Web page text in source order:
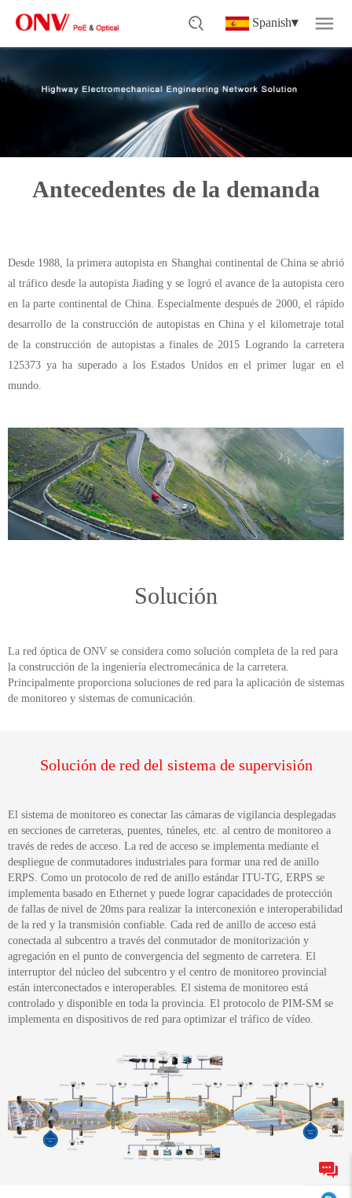
Spanish▾
Antecedentes de la demanda
Desde 1988, la primera autopista en Shanghai continental de China se abrió
al tráfico desde la autopista Jiading y se logró el avance de la autopista cero
en la parte continental de China. Especialmente después de 2000, el rápido
desarrollo de la construcción de autopistas en China y el kilometraje total
de la construcción de autopistas a finales de 2015 Logrando la carretera
125373 ya ha superado a los Estados Unidos en el primer lugar en el
mundo.
Solución
La red óptica de ONV se considera como solución completa de la red para
la construcción de la ingeniería electromecánica de la carretera.
Principalmente proporciona soluciones de red para la aplicación de sistemas
de monitoreo y sistemas de comunicación.
Solución de red del sistema de supervisión
El sistema de monitoreo es conectar las cámaras de vigilancia desplegadas
en secciones de carreteras, puentes, túneles, etc. al centro de monitoreo a
través de redes de acceso. La red de acceso se implementa mediante el
despliegue de conmutadores industriales para formar una red de anillo
ERPS. Como un protocolo de red de anillo estándar ITU-TG, ERPS se
implementa basado en Ethernet y puede lograr capacidades de protección
de fallas de nivel de 20ms para realizar la interconexión e interoperabilidad
de la red y la transmisión confiable. Cada red de anillo de acceso está
conectada al subcentro a través del conmutador de monitorización y
agregación en el punto de convergencia del segmento de carretera. El
interruptor del núcleo del subcentro y el centro de monitoreo provincial
están interconectados e interoperables. El sistema de monitoreo está
controlado y disponible en toda la provincia. El protocolo de PIM-SM se
implementa en dispositivos de red para optimizar el tráfico de vídeo.